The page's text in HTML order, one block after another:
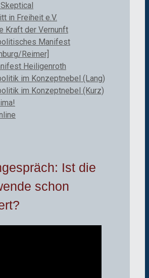
in Freiheit e.V.
Kraft der Vernunft
Manifest
Reimer]
Heiligenroth
im Konzeptnebel (Lang)
im Konzeptnebel (Kurz)
Ist die
schon